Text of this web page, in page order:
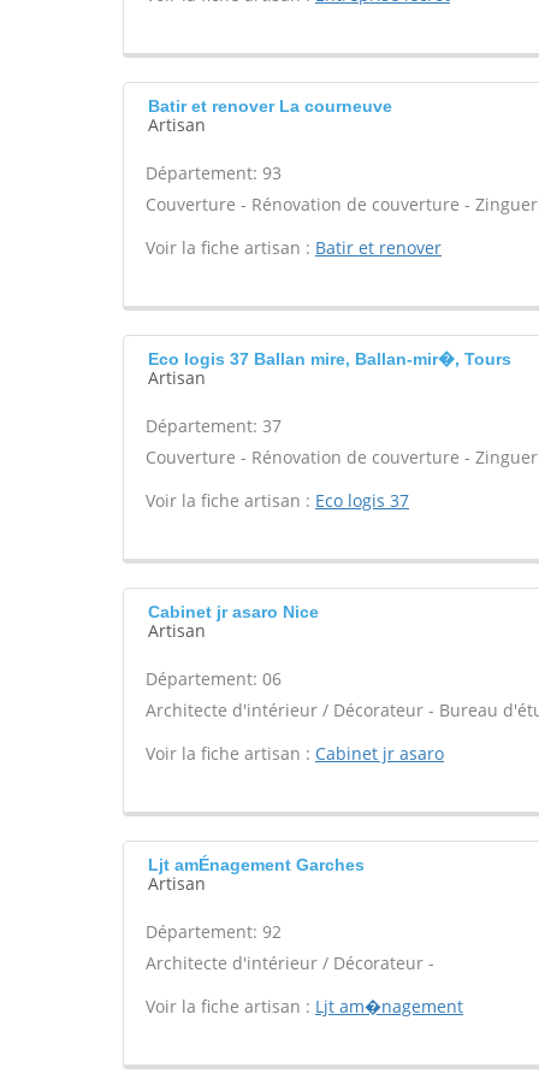
Batir et renover La courneuve
Artisan
Département: 93
Couverture - Rénovation de couverture -
Voir la fiche artisan : Batir et renover
Eco logis 37 Ballan mire, Ballan-mir�, Tours
Artisan
Département: 37
Couverture - Rénovation de couverture -
Voir la fiche artisan : Eco logis 37
Cabinet jr asaro Nice
Artisan
Département: 06
Architecte d'intérieur / Décorateur - Bureau
Voir la fiche artisan : Cabinet jr asaro
Ljt amÉnagement Garches
Artisan
Département: 92
Architecte d'intérieur / Décorateur -
Voir la fiche artisan : Ljt am�nagement